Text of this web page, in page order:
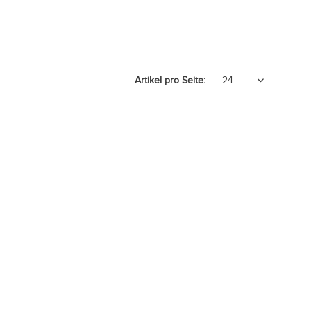
Artikel pro Seite: